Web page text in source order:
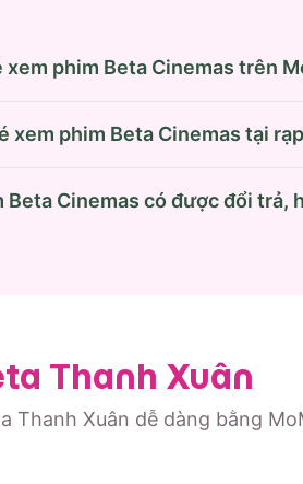
xem phim Beta Cinemas trên
xem phim Beta Cinemas tại rạp
Beta Cinemas có được đổi trả,
Thanh Xuân
Thanh Xuân dễ dàng bằng